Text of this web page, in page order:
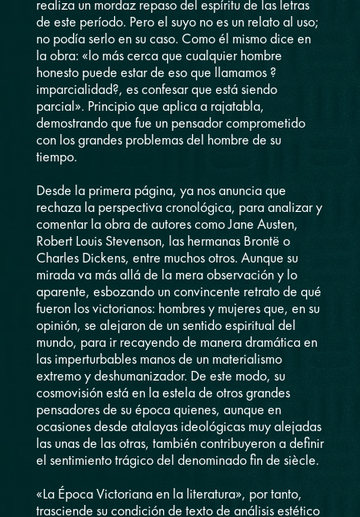
realiza un mordaz repaso del espíritu de las letras
de este período. Pero el suyo no es un relato al uso;
no podía serlo en su caso. Como él mismo dice en
la obra: «lo más cerca que cualquier hombre
honesto puede estar de eso que llamamos ?
imparcialidad?, es confesar que está siendo
parcial». Principio que aplica a rajatabla,
demostrando que fue un pensador comprometido
con los grandes problemas del hombre de su
tiempo.
Desde la primera página, ya nos anuncia que
rechaza la perspectiva cronológica, para analizar y
comentar la obra de autores como Jane Austen,
Robert Louis Stevenson, las hermanas Brontë o
Charles Dickens, entre muchos otros. Aunque su
mirada va más allá de la mera observación y lo
aparente, esbozando un convincente retrato de qué
fueron los victorianos: hombres y mujeres que, en su
opinión, se alejaron de un sentido espiritual del
mundo, para ir recayendo de manera dramática en
las imperturbables manos de un materialismo
extremo y deshumanizador. De este modo, su
cosmovisión está en la estela de otros grandes
pensadores de su época quienes, aunque en
ocasiones desde atalayas ideológicas muy alejadas
las unas de las otras, también contribuyeron a definir
el sentimiento trágico del denominado fin de siècle.
«La Época Victoriana en la literatura», por tanto,
trasciende su condición de texto de análisis estético